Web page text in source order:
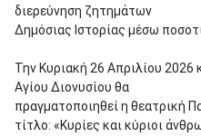
διερεύνηση ζητημάτων
Δημόσιας Ιστορίας μέσω
Την Κυριακή 26 Απριλίου
Αγίου Διονυσίου θα
πραγματοποιηθεί η θεατρική
τίτλο: «Κυρίες και κύριοι